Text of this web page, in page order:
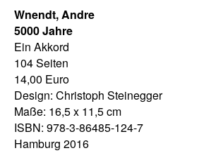
Wnendt, Andre
5000 Jahre
Ein Akkord
104 Seiten
14,00 Euro
Design: Christoph Steinegger
Maße: 16,5 x 11,5 cm
ISBN: 978-3-86485-124-7
Hamburg 2016